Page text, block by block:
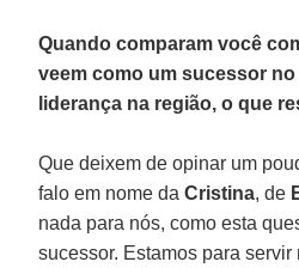
Quando comparam você
veem como um sucessor
liderança na região, o que
Que deixem de opinar um
falo em nome daCristina, de
nada para nós, como esta
sucessor. Estamos para